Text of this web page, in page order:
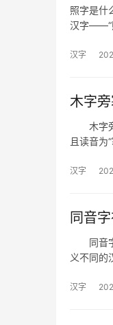
照字是什
汉字——“
汉字
木字
木字旁
且读音为
汉字
同音
同音字
义不同的
汉字